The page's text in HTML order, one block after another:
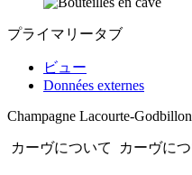
プライマリータブ
ビュー
Données externes
Champagne Lacourte-Godbillon
カーヴについて カーヴに